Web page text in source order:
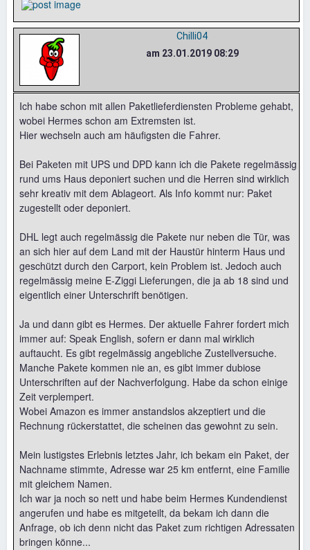
Chilli04
am 23.01.2019 08:29
Ich habe schon mit allen Paketlieferdiensten Probleme gehabt,
wobei Hermes schon am Extremsten ist.
Hier wechseln auch am häufigsten die Fahrer.
Bei Paketen mit UPS und DPD kann ich die Pakete regelmässig
rund ums Haus deponiert suchen und die Herren sind wirklich
sehr kreativ mit dem Ablageort. Als Info kommt nur: Paket
zugestellt oder deponiert.
DHL legt auch regelmässig die Pakete nur neben die Tür, was
an sich hier auf dem Land mit der Haustür hinterm Haus und
geschützt durch den Carport, kein Problem ist. Jedoch auch
regelmässig meine E-Ziggi Lieferungen, die ja ab 18 sind und
eigentlich einer Unterschrift benötigen.
Ja und dann gibt es Hermes. Der aktuelle Fahrer fordert mich
immer auf: Speak English, sofern er dann mal wirklich
auftaucht. Es gibt regelmässig angebliche Zustellversuche.
Manche Pakete kommen nie an, es gibt immer dubiose
Unterschriften auf der Nachverfolgung. Habe da schon einige
Zeit verplempert.
Wobei Amazon es immer anstandslos akzeptiert und die
Rechnung rückerstattet, die scheinen das gewohnt zu sein.
Mein lustigstes Erlebnis letztes Jahr, ich bekam ein Paket, der
Nachname stimmte, Adresse war 25 km entfernt, eine Familie
mit gleichem Namen.
Ich war ja noch so nett und habe beim Hermes Kundendienst
angerufen und habe es mitgeteilt, da bekam ich dann die
Anfrage, ob ich denn nicht das Paket zum richtigen Adressaten
bringen könne...